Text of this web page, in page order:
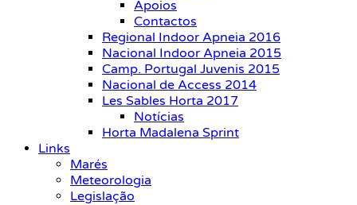
Apoios
Contactos
Regional Indoor Apneia 2016
Nacional Indoor Apneia 2015
Camp. Portugal Juvenis 2015
Nacional de Access 2014
Les Sables Horta 2017
Notícias
Horta Madalena Sprint
Links
Marés
Meteorologia
Legislação